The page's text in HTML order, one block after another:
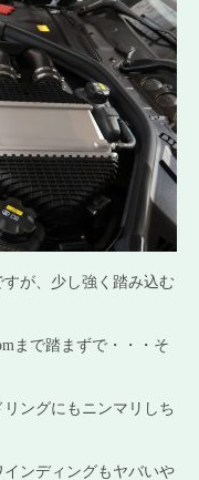
が、少し強く踏み込む
まで踏まずで・・・そ
ングにもニンマリしち
ンディングもヤバいや